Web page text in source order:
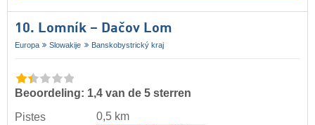
10. Lomník – Dačov Lom
Europa Slowakije Banskobystrický kraj
Beoordeling: 1,4 van de 5 sterren
Pistes
0,5 km